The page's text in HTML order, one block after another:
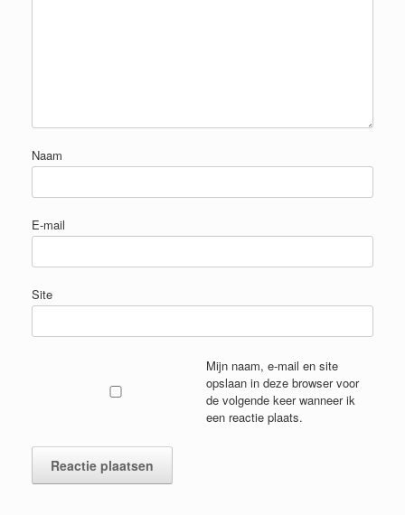
Naam
E-mail
Site
Mijn naam, e-mail en site
opslaan in deze browser voor
de volgende keer wanneer ik
een reactie plaats.